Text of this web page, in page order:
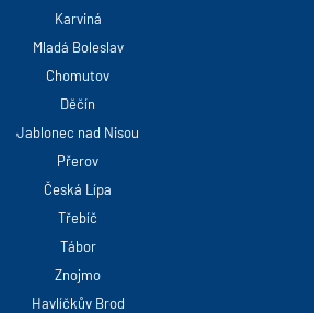
Karviná
Mladá Boleslav
Chomutov
Děčín
Jablonec nad Nisou
Přerov
Česká Lípa
Třebíč
Tábor
Znojmo
Havlíčkův Brod